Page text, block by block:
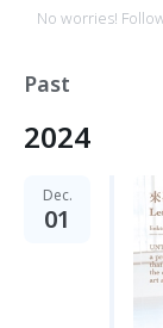
No worries!
Past
2024
Dec.
01